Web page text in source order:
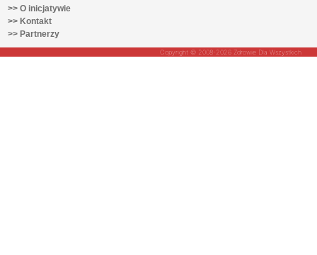
>> O inicjatywie
>> Kontakt
>> Partnerzy
Copyright © 2008-2026 Zdrowie Dla Wszystkich